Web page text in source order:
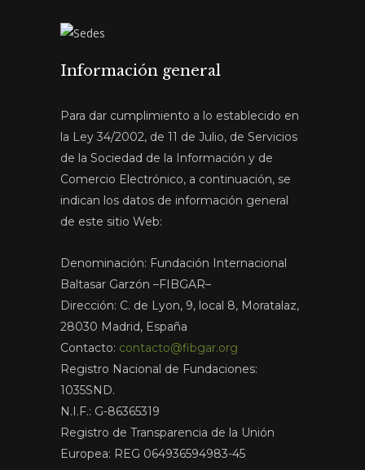
Información general
Para dar cumplimiento a lo establecido en
la Ley 34/2002, de 11 de Julio, de Servicios
de la Sociedad de la Información y de
Comercio Electrónico, a continuación, se
indican los datos de información general
de este sitio Web:
Denominación: Fundación Internacional
Baltasar Garzón –FIBGAR–
Dirección: C. de Lyon, 9, local 8, Moratalaz,
28030 Madrid, España
Contacto: contacto@fibgar.org
Registro Nacional de Fundaciones:
1035SND.
N.I.F.: G-86365319
Registro de Transparencia de la Unión
Europea: REG 064936594983-45